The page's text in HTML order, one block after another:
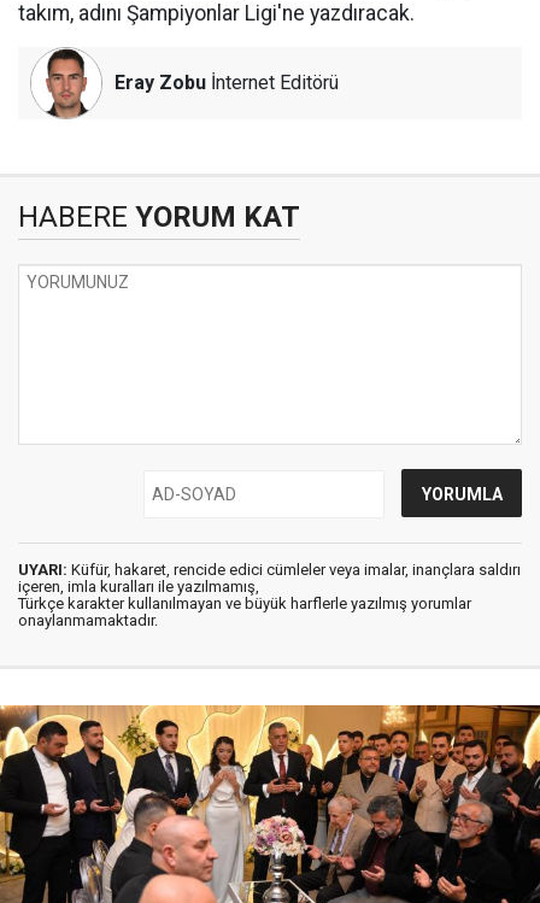
takım, adını Şampiyonlar Ligi'ne yazdıracak.
Eray Zobu İnternet Editörü
HABERE YORUM KAT
UYARI: Küfür, hakaret, rencide edici cümleler veya imalar, inançlara saldırı
içeren, imla kuralları ile yazılmamış,
Türkçe karakter kullanılmayan ve büyük harflerle yazılmış yorumlar
onaylanmamaktadır.